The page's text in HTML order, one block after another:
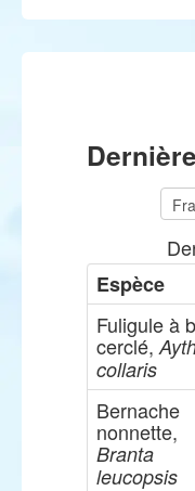
Espèce
Fuligule à
cerclé,
collaris
Bernache
nonnette,
Branta
leucopsis